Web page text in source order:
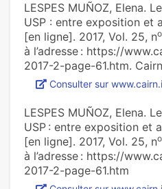
LESPES MUÑOZ, Elena.
USP : entre exposition et
[en ligne]. 2017, Vol. 25, no
à l’adresse : https://
2017-2-page-61.htm.
Consulter sur
LESPES MUÑOZ, Elena.
USP : entre exposition et
[en ligne]. 2017, Vol. 25, no
à l’adresse : https://
2017-2-page-61.htm